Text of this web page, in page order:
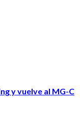
y vuelve al MG-C